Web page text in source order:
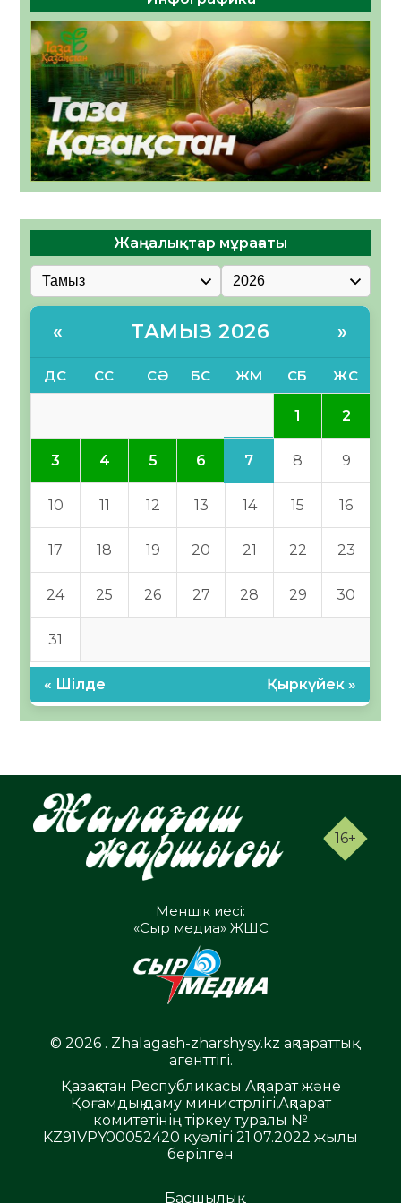
Жаңалықтар мұрағаты
« ТАМЫЗ 2026 »
ДС СС СӘ БС ЖМ СБ ЖС
1 2
3 4 5 6 7 8 9
10 11 12 13 14 15 16
17 18 19 20 21 22 23
24 25 26 27 28 29 30
31
« Шілде Қыркүйек »
16+
Меншік иесі:
«Сыр медиа» ЖШС
© 2026 . Zhalagash-zharshysy.kz ақпараттық
агенттігі.
Қазақстан Республикасы Ақпарат және
Қоғамдық даму министрлігі,Ақпарат
комитетінің тіркеу туралы №
KZ91VPY00052420 куәлігі 21.07.2022 жылы
берілген
Басшылық